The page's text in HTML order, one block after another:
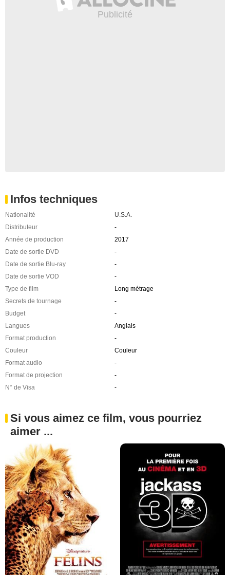
Infos techniques
Nationalité
U.S.A.
Distributeur
-
Année de production
2017
Date de sortie DVD
-
Date de sortie Blu-ray
-
Date de sortie VOD
-
Type de film
Long métrage
Secrets de tournage
-
Budget
-
Langues
Anglais
Format production
-
Couleur
Couleur
Format audio
-
Format de projection
-
N° de Visa
-
Si vous aimez ce film, vous pourriez
aimer ...